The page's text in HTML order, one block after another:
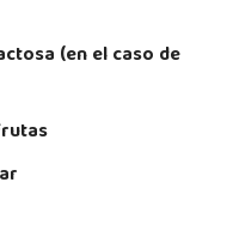
(en el caso de